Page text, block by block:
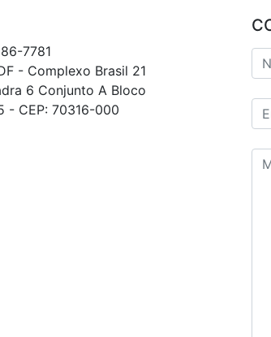
7781
- Complexo Brasil 21
6 Conjunto A Bloco
- CEP: 70316-000